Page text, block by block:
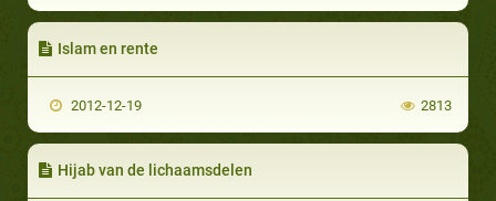
Islam en rente
2012-12-19 2813
Hijab van de lichaamsdelen